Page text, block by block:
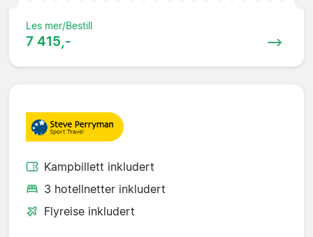
Les mer/Bestill
7 415,-
Kampbillett inkludert
3 hotellnetter inkludert
Flyreise inkludert